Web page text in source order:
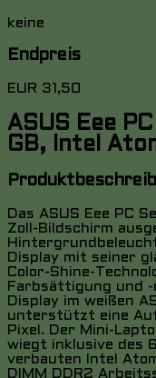
keine
Endpreis
EUR 31,50
ASUS Eee
GB, Intel
Das ASUS Eee PC
Zoll-Bildschirm
Display mit seiner
Color-Shine-
Farbsättigung und -
Display im weißen
unterstützt eine
Pixel. Der Mini-
wiegt inklusive des
verbauten Intel
DIMM DDR2